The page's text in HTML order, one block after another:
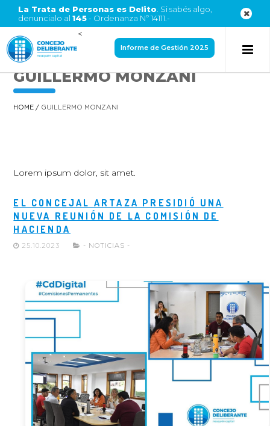
La Trata de Personas es Delito . Si sabés algo,
denuncialo al 145- Ordenanza Nº 14111.-
<
Informe de Gestión 2025
GUILLERMO MONZANI
HOME / GUILLERMO MONZANI
Lorem ipsum dolor, sit amet.
EL CONCEJAL ARTAZA PRESIDIÓ UNA
NUEVA REUNIÓN DE LA COMISIÓN DE
HACIENDA
25.10.2023 - NOTICIAS -